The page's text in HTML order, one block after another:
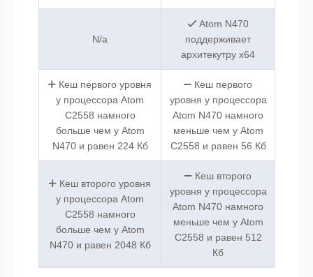
N/a
Atom N470
поддерживает
архитекутру x64
Кеш первого уровня
у процессора Atom
C2558 намного
больше чем у Atom
N470 и равен 224 Кб
Кеш первого
уровня у процессора
Atom N470 намного
меньше чем у Atom
C2558 и равен 56 Кб
Кеш второго уровня
у процессора Atom
C2558 намного
больше чем у Atom
N470 и равен 2048 Кб
Кеш второго
уровня у процессора
Atom N470 намного
меньше чем у Atom
C2558 и равен 512
Кб